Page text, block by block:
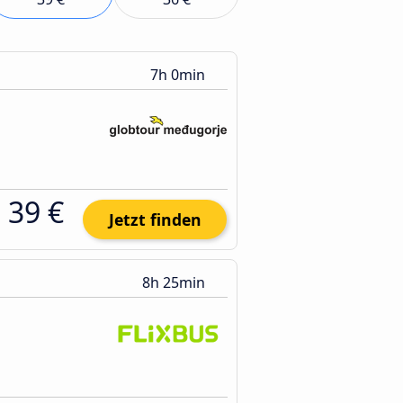
7h 0min
39 € Jetzt finden
8h 25min